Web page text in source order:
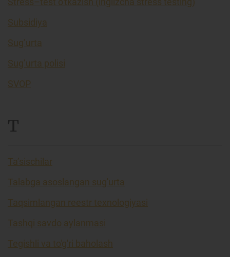
Subsidiya
Sug’urta
Sug’urta polisi
SVOP
T
Ta’sischilar
Talabga asoslangan sug'urta
Taqsimlangan reestr texnologiyasi
Tashqi savdo aylanmasi
Tegishli va to'g'ri baholash